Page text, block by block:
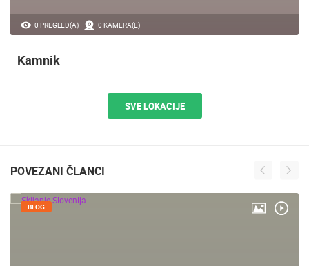
0 PREGLED(A) 0 KAMERA(E)
Kamnik
SVE LOKACIJE
POVEZANI ČLANCI
BLOG